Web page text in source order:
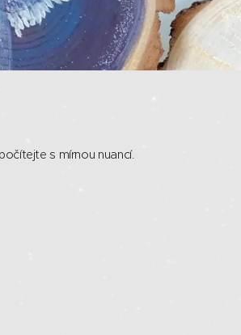
s mírnou nuancí.